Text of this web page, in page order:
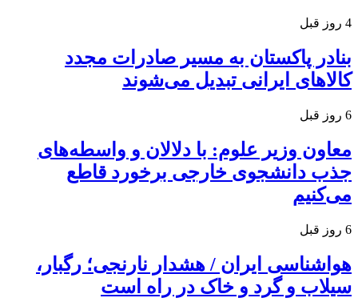
4 روز قبل
بنادر پاکستان به مسیر صادرات مجدد
کالاهای ایرانی تبدیل می‌شوند
6 روز قبل
معاون وزیر علوم: با دلالان و واسطه‌های
جذب دانشجوی خارجی برخورد قاطع
می‌کنیم
6 روز قبل
هواشناسی ایران / هشدار نارنجی؛ رگبار،
سیلاب و گرد و خاک در راه است